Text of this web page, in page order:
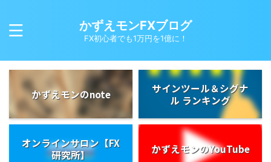
かずえモンFXブログ
FX初心者でも1万円を1億に！
かずえモンのnote
サインツール＆シグナ
ル ランキング
オンラインサロン【FX
研究所】
かずえモンのYouTube